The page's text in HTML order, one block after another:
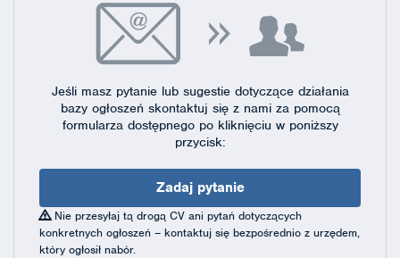
Jeśli masz pytanie lub sugestie dotyczące działania
bazy ogłoszeń skontaktuj się z nami za pomocą
formularza dostępnegopo kliknięciu w poniższy
przycisk:
Zadaj pytanie
Nie przesyłaj tą drogą CV ani pytań dotyczących
konkretnych ogłoszeń – kontaktuj się bezpośrednio z urzędem,
który ogłosił nabór.